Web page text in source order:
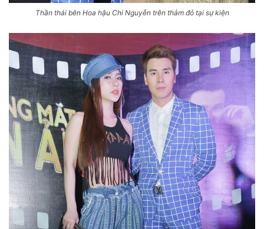
Thần thái bên Hoa hậu Chi Nguyễn trên thảm đỏ tại sự kiện